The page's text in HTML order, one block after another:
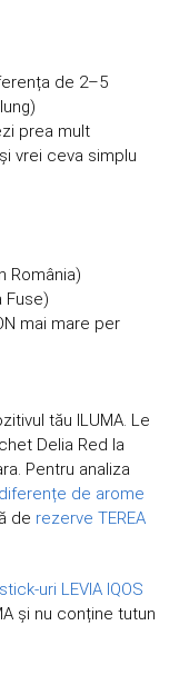
de 2–5
prea mult
vrei ceva simplu
România)
Fuse)
mai mare per
tău ILUMA. Le
Delia Red la
Pentru analiza
de arome
de rezerve TEREA
stick-uri LEVIA IQOS
și nu conține tutun